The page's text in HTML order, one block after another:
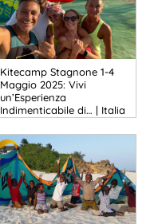
Kitecamp Stagnone 1-4
Maggio 2025: Vivi
un’Esperienza
Indimenticabile di… | Italia